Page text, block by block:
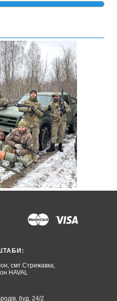
буд. 24/2
смт Стрижавка,
HAVAL